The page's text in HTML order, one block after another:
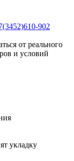
902
от реального
и условий
укладку